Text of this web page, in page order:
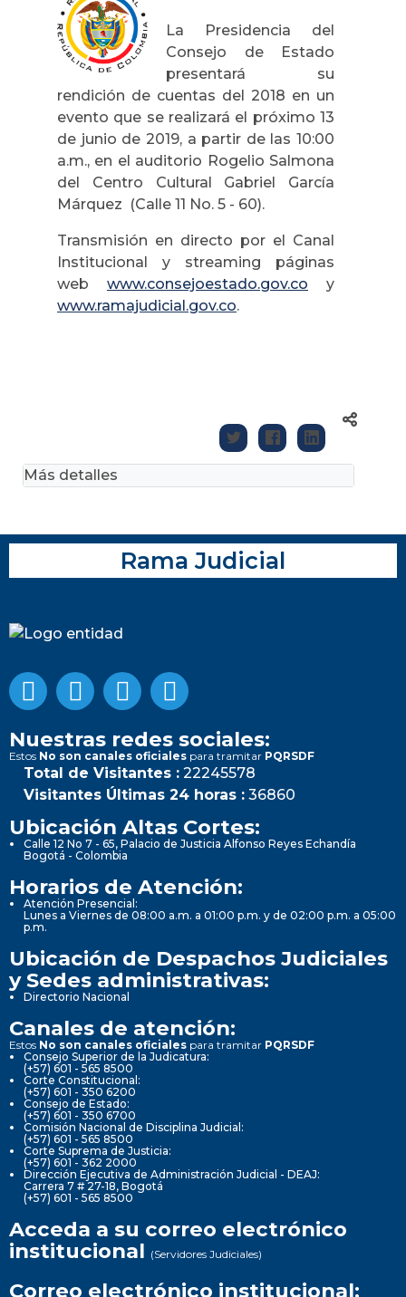
La Presidencia del
Consejo de Estado
presentará su
rendición de cuentas del 2018 en un
evento que se realizará el próximo 13
de junio de 2019, a partir de las 10:00
a.m., en el auditorio Rogelio Salmona
del Centro Cultural Gabriel García
Márquez (Calle 11 No. 5 - 60).
Transmisión en directo por el Canal
Institucional y streaming páginas
web www.consejoestado.gov.co y
www.ramajudicial.gov.co.
Más detalles
Rama Judicial
Nuestras redes sociales:
Estos No son canales oficiales para tramitar PQRSDF
Total de Visitantes : 22245578
Visitantes Últimas 24 horas : 36860
Ubicación Altas Cortes:
Calle 12 No 7 - 65, Palacio de Justicia Alfonso Reyes Echandía
Bogotá - Colombia
Horarios de Atención:
Atención Presencial:
Lunes a Viernes de 08:00 a.m. a 01:00 p.m. y de 02:00 p.m. a 05:00
p.m.
Ubicación de Despachos Judiciales
y Sedes administrativas:
Directorio Nacional
Canales de atención:
Estos No son canales oficiales para tramitar PQRSDF
Consejo Superior de la Judicatura:
(+57) 601 - 565 8500
Corte Constitucional:
(+57) 601 - 350 6200
Consejo de Estado:
(+57) 601 - 350 6700
Comisión Nacional de Disciplina Judicial:
(+57) 601 - 565 8500
Corte Suprema de Justicia:
(+57) 601 - 362 2000
Dirección Ejecutiva de Administración Judicial - DEAJ:
Carrera 7 # 27-18, Bogotá
(+57) 601 - 565 8500
Acceda a su correo electrónico
institucional (Servidores Judiciales)
Correo electrónico institucional: